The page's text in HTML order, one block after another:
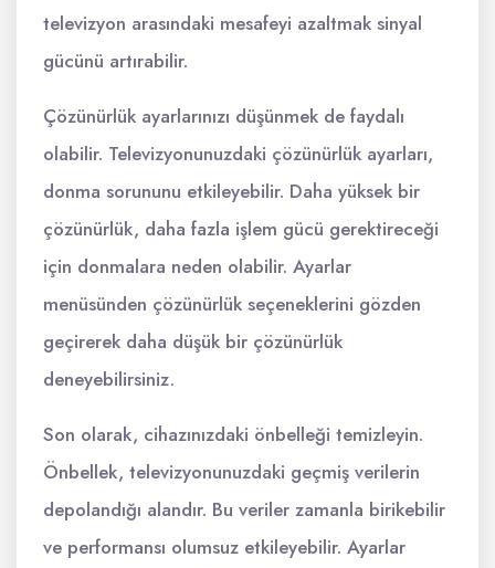
televizyon arasındaki mesafeyi azaltmak sinyal
gücünü artırabilir.
Çözünürlük ayarlarınızı düşünmek de faydalı
olabilir. Televizyonunuzdaki çözünürlük ayarları,
donma sorununu etkileyebilir. Daha yüksek bir
çözünürlük, daha fazla işlem gücü gerektireceği
için donmalara neden olabilir. Ayarlar
menüsünden çözünürlük seçeneklerini gözden
geçirerek daha düşük bir çözünürlük
deneyebilirsiniz.
Son olarak, cihazınızdaki önbelleği temizleyin.
Önbellek, televizyonunuzdaki geçmiş verilerin
depolandığı alandır. Bu veriler zamanla birikebilir
ve performansı olumsuz etkileyebilir. Ayarlar